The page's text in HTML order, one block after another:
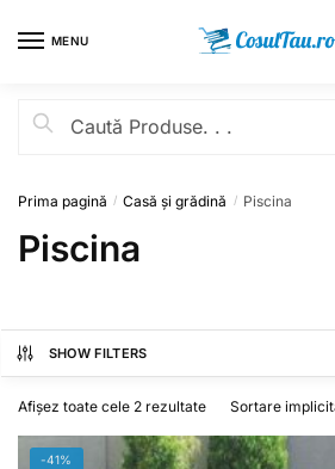
MENU
Prima pagină / Casă și grădină / Piscina
Piscina
SHOW FILTERS
Afișez toate cele 2 rezultate
-41%